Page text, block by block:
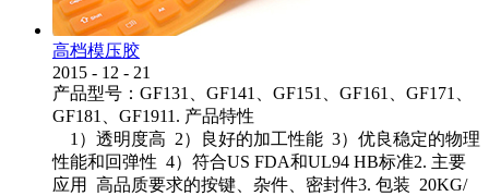
高档模压胶
2015 - 12 - 21
产品型号：GF131、GF141、GF151、GF161、GF171、
GF181、GF1911. 产品特性
1）透明度高 2）良好的加工性能 3）优良稳定的物理
性能和回弹性 4）符合US FDA和UL94 HB标准2. 主要
应用 高品质要求的按键、杂件、密封件3. 包装 20KG/